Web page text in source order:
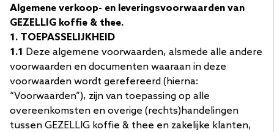
Algemene verkoop- en leveringsvoorwaarden van
GEZELLIG koffie & thee.
1. TOEPASSELIJKHEID
1.1 Deze algemene voorwaarden, alsmede alle andere
voorwaarden en documenten waaraan in deze
voorwaarden wordt gerefereerd (hierna:
“Voorwaarden”), zijn van toepassing op alle
overeenkomsten en overige (rechts)handelingen
tussen GEZELLIG koffie & thee en zakelijke klanten,